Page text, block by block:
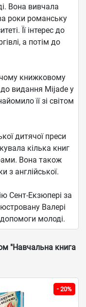
Вона вивчала
роки романську
Її інтерес до
а потім до
книжковому
видання Mijade у
її зі світом
дитячої преси
кілька книг
Вона також
з англійської.
Сент-Екзюпері за
Валері
молоді.
"Навчальна книга
- 20%